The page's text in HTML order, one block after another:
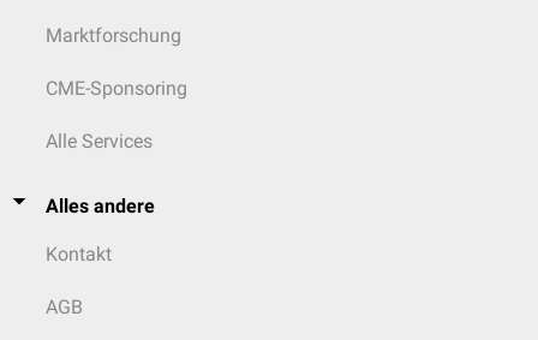
Marktforschung
CME-Sponsoring
Alle Services
Alles andere
Kontakt
AGB